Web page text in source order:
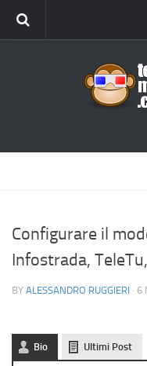
Cellulari
Gadget
Recensioni
Privacy
Configurare il
Infostrada,
BY ALESSANDRO RUGGIERI ·
Bio Ultimi Post